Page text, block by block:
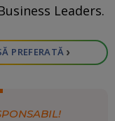
Leaders.
PREFERATĂ ›